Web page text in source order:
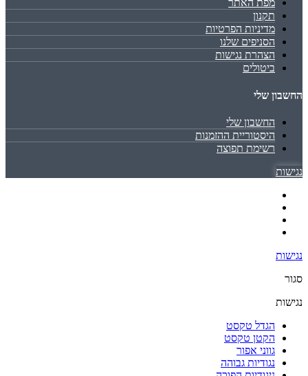
מפת האתר
תקנון
מדיניות הפרטיות
הסניפים שלנו
הצהרת נגישות
ביטולים
החשבון שלי
החשבון שלי
היסטוריית ההזמנות
רשימת תפוצה
נגישות
נגישות
סגור
נגישות
הגדל טקסט
הקטן טקסט
גווני אפור
נגודיות גבוהה